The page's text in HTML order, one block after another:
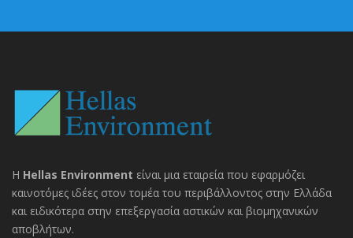
H Hellas Environment είναι μια εταιρεία που εφαρμόζει
καινοτόμες ιδέες στον τομέα του περιβάλλοντος στην Ελλάδα
και ειδικότερα στην επεξεργασία αστικών και βιομηχανικών
αποβλήτων.